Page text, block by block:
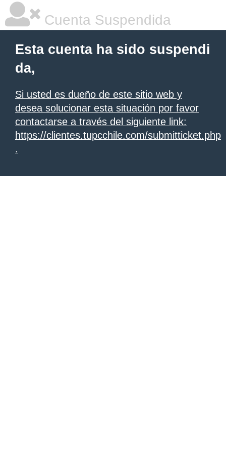
Cuenta Suspendida
Esta cuenta ha sido suspendi
da,
Si usted es dueño de este sitio web y
desea solucionar esta situación por favor
contactarse a través del siguiente link:
https://clientes.tupcchile.com/submitticket.php
.